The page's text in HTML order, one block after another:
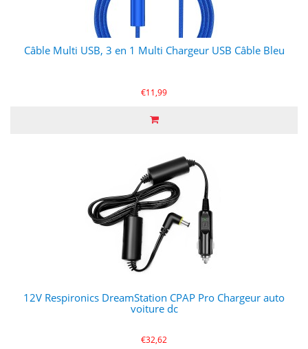
Câble Multi USB, 3 en 1 Multi Chargeur USB Câble Bleu
€11,99
12V Respironics DreamStation CPAP Pro Chargeur auto
voiture dc
€32,62